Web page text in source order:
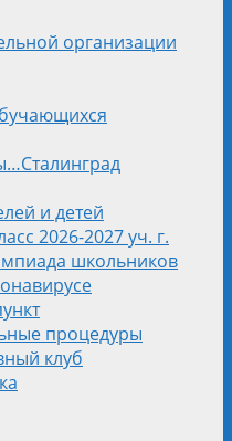
организации
и детей
2026-2027 уч. г.
школьников
процедуры
клуб